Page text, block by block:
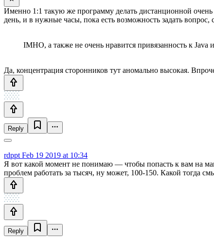
Именно 1:1 такую же программу делать дистанционной очень
день, и в нужные часы, пока есть возможность задать
IMHO, а также не очень нравится привязанность к
Да, концентрация сторонников тут аномально высокая.
Reply
rdppt Feb 19 2019 at 10:34
Я вот какой момент не понимаю — чтобы попасть к вам на
проблем работать за тысяч, ну может, 100-150. Какой тогда
Reply